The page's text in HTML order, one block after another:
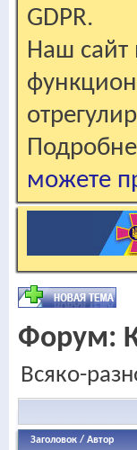
GDPR.
Наш сайт
можете
Форум:
Всяко-
Заголовок / Автор